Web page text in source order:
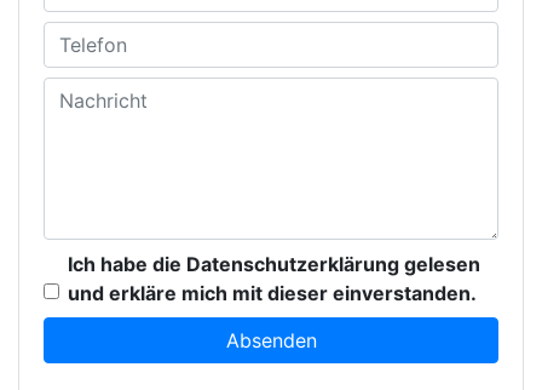
Ich habe die Datenschutzerklärung gelesen
und erkläre mich mit dieser einverstanden.